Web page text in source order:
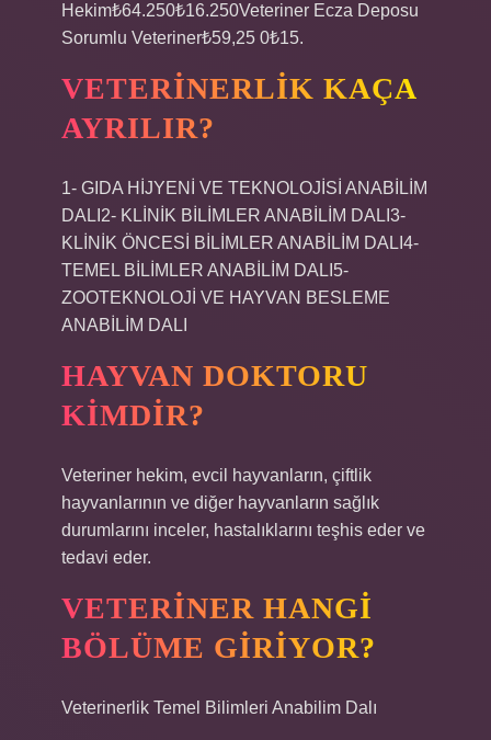
Hekim₺64.250₺16.250Veteriner Ecza Deposu
Sorumlu Veteriner₺59,25 0₺15.
VETERINERLIK KAÇA
AYRILIR?
1- GIDA HİJYENİ VE TEKNOLOJİSİ ANABİLİM
DALI2- KLİNİK BİLİMLER ANABİLİM DALI3-
KLİNİK ÖNCESİ BİLİMLER ANABİLİM DALI4-
TEMEL BİLİMLER ANABİLİM DALI5-
ZOOTEKNOLOJİ VE HAYVAN BESLEME
ANABİLİM DALI
HAYVAN DOKTORU
KIMDIR?
Veteriner hekim, evcil hayvanların, çiftlik
hayvanlarının ve diğer hayvanların sağlık
durumlarını inceler, hastalıklarını teşhis eder ve
tedavi eder.
VETERINER HANGI
BÖLÜME GIRIYOR?
Veterinerlik Temel Bilimleri Anabilim Dalı